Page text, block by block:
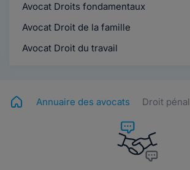
Avocat Droits fondamentaux
Avocat Droit de la famille
Avocat Droit du travail
Annuaire des avocats Droit pénal